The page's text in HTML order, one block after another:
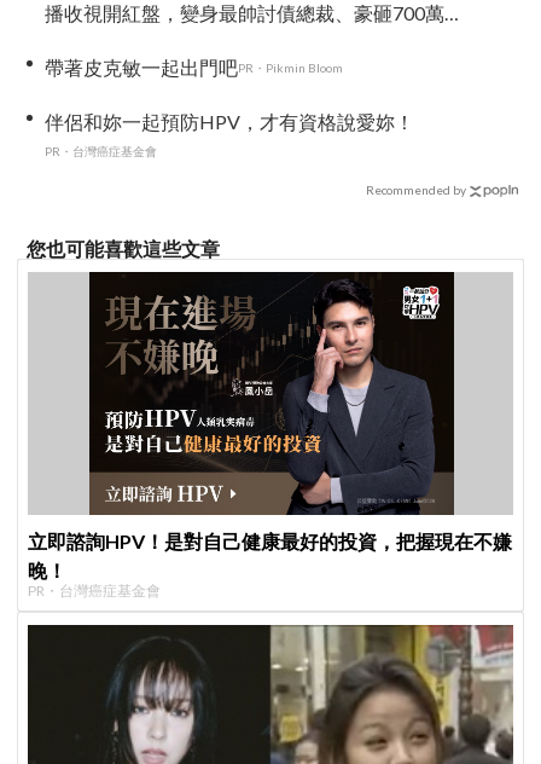
播收視開紅盤，變身最帥討債總裁、豪砸700萬娶
帶著皮克敏一起出門吧PR・Pikmin Bloom
伴侶和妳一起預防HPV，才有資格說愛妳！
PR・台灣癌症基金會
Recommended by
您也可能喜歡這些文章
立即諮詢HPV！是對自己健康最好的投資，把握現在不嫌
晚！
PR・台灣癌症基金會